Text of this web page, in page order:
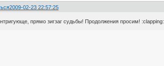
2009-02-23 22:57:25
прямо зигзаг судьбы! Продолжения просим! :clapping: